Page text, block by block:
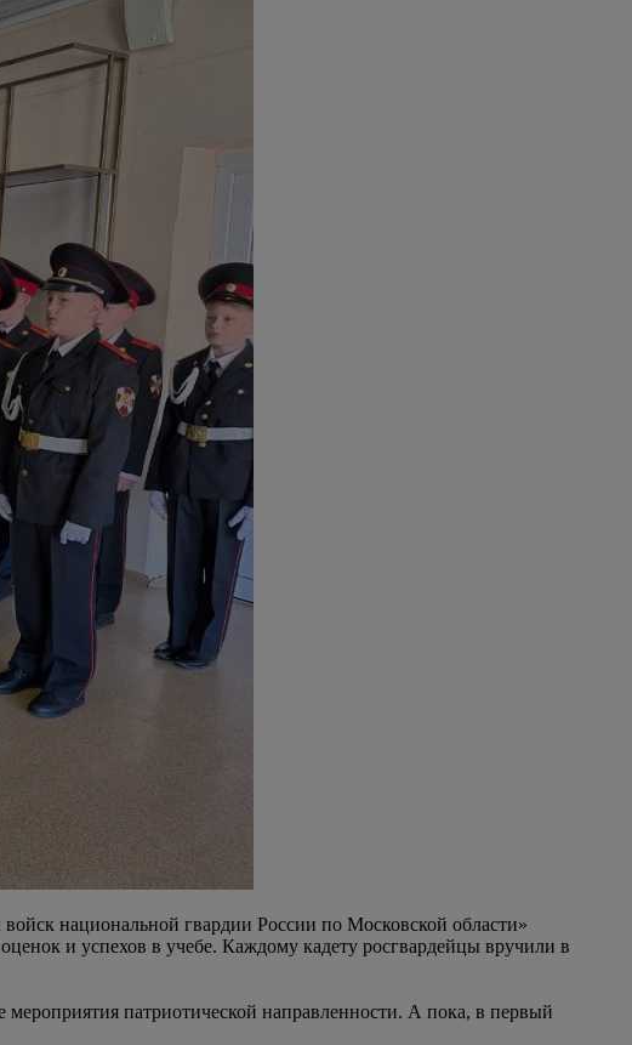
национальной гвардии России по Московской области»
и успехов в учебе. Каждому кадету росгвардейцы вручили в
патриотической направленности. А пока, в первый